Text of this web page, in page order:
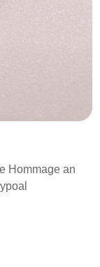
Hommage an